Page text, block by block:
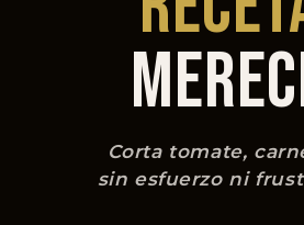
Corta tomate,
sin esfuerzo ni